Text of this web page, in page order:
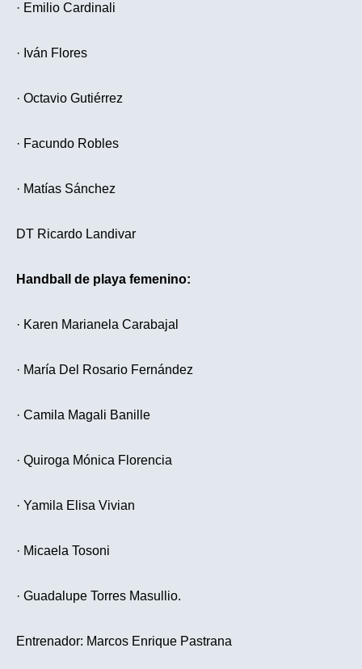
· Emilio Cardinali
· Iván Flores
· Octavio Gutiérrez
· Facundo Robles
· Matías Sánchez
DT Ricardo Landivar
Handball de playa femenino:
· Karen Marianela Carabajal
· María Del Rosario Fernández
· Camila Magali Banille
· Quiroga Mónica Florencia
· Yamila Elisa Vivian
· Micaela Tosoni
· Guadalupe Torres Masullio.
Entrenador: Marcos Enrique Pastrana